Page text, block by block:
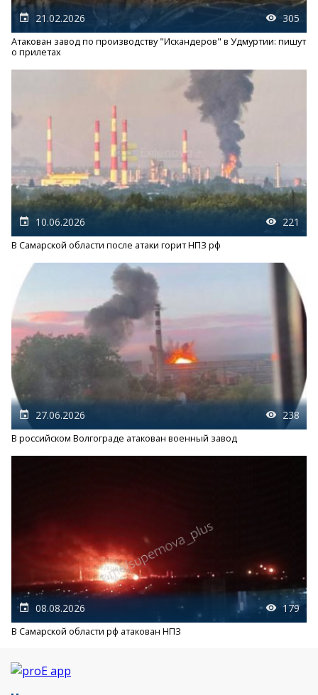
21.02.2026 305
Атакован завод по производству "Искандеров" в Удмуртии: пишут
о прилетах
10.06.2026 221
В Самарской области после атаки горит НПЗ рф
27.06.2026 238
В российском Волгограде атакован военный завод
08.08.2026 179
В Самарской области рф атакован НПЗ